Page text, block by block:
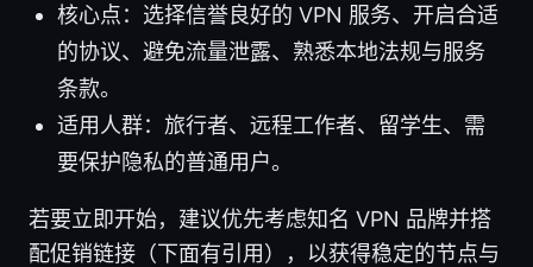
核心点：选择信誉良好的 VPN 服务、开启合适
的协议、避免流量泄露、熟悉本地法规与服务
条款。
适用人群：旅行者、远程工作者、留学生、需
要保护隐私的普通用户。
若要立即开始，建议优先考虑知名 VPN 品牌并搭
配促销链接（下面有引用），以获得稳定的节点与